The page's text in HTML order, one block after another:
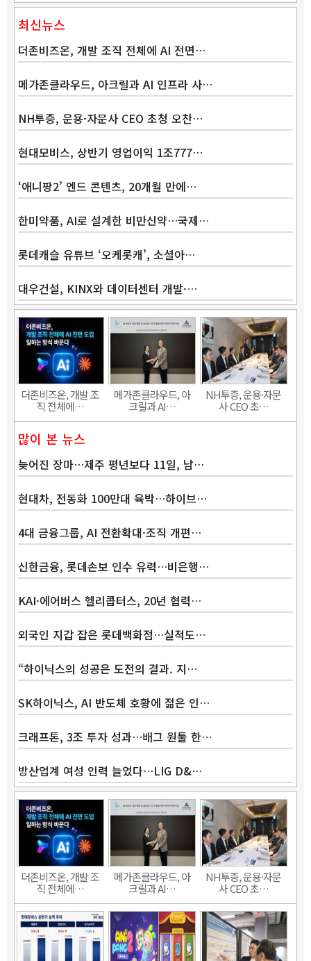
최신뉴스
더존비즈온, 개발 조직 전체에 AI 전면…
메가존클라우드, 아크릴과 AI 인프라 사…
NH투증, 운용·자문사 CEO 초청 오찬…
현대모비스, 상반기 영업이익 1조777…
‘애니팡2’ 엔드 콘텐츠, 20개월 만에…
한미약품, AI로 설계한 비만신약…국제…
롯데캐슬 유튜브 ‘오케롯캐’, 소셜아…
대우건설, KINX와 데이터센터 개발·…
더존비즈온, 개발 조
직 전체에…
메가존클라우드, 아
크릴과 AI…
NH투증, 운용·자문
사 CEO 초…
많이 본 뉴스
늦어진 장마…제주 평년보다 11일, 남…
현대차, 전동화 100만대 육박…하이브…
4대 금융그룹, AI 전환확대·조직 개편…
신한금융, 롯데손보 인수 유력…비은행…
KAI·에어버스 헬리콥터스, 20년 협력…
외국인 지갑 잡은 롯데백화점…실적도…
“하이닉스의 성공은 도전의 결과. 지…
SK하이닉스, AI 반도체 호황에 젊은 인…
크래프톤, 3조 투자 성과…배그 원툴 한…
방산업계 여성 인력 늘었다…LIG D&…
더존비즈온, 개발 조
직 전체에…
메가존클라우드, 아
크릴과 AI…
NH투증, 운용·자문
사 CEO 초…